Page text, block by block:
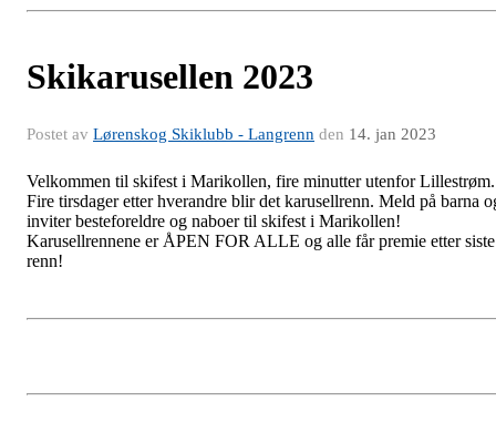
Skikarusellen 2023
Postet av Lørenskog Skiklubb - Langrenn den 14. jan 2023
Velkommen til skifest i Marikollen, fire minutter utenfor Lillestrøm.
Fire tirsdager etter hverandre blir det karusellrenn. Meld på barna
inviter besteforeldre og naboer til skifest i Marikollen!
Karusellrennene er ÅPEN FOR ALLE og alle får premie etter siste
renn!